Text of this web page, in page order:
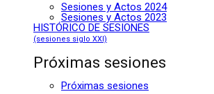
Sesiones y Actos 2024
Sesiones y Actos 2023
HISTÓRICO DE SESIONES
(sesiones siglo XXI)
Próximas sesiones
Próximas sesiones